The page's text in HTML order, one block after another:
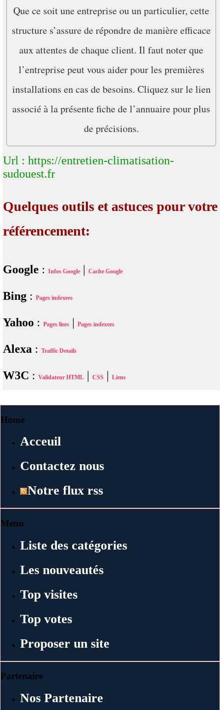
Que ce soit une entreprise ou un particulier, cette
structure s’assure de répondre de manière efficace
aux attentes de chaque client. Il faut noter que
l’entreprise peut vous aider pour les premières
installations en cas de besoins. Cliquez sur le lien
associé à la présente fiche de l’annuaire pour plus
de précisions.
Url : https://entretien-climatisation-
sudouest.fr
Quelques outils et astuces pour votre
référencement:
Google : Infos Google | Cache Google
Bing : Pages indexees
Yahoo : Pages liees | Pages indexees
Alexa : Traffic Details
W3C : Validateur HTML | CSS | Liens
Home
Acceuil
Contactez nous
Notre flux rss
Menu
Liste des catégories
Les nouveautés
Top visites
Top votes
Proposer un site
Partenaire
Nos Partenaire